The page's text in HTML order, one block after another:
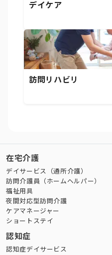
デイケア
訪問リハビリ
在宅介護
デイサービス（通所介護）
訪問介護員（ホームヘルパー）
福祉用具
夜間対応型訪問介護
ケアマネージャー
ショートステイ
認知症
認知症デイサービス